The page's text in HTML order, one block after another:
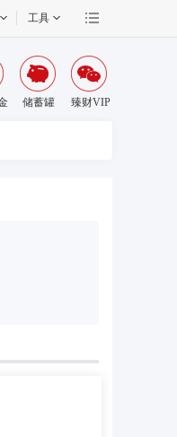
工具
储蓄罐 臻财VIP